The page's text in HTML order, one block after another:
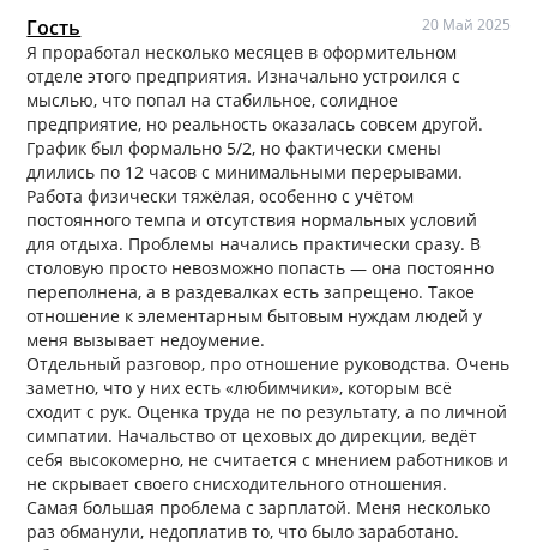
Гость 20 Май 2025
Я проработал несколько месяцев в оформительном
отделе этого предприятия. Изначально устроился с
мыслью, что попал на стабильное, солидное
предприятие, но реальность оказалась совсем другой.
График был формально 5/2, но фактически смены
длились по 12 часов с минимальными перерывами.
Работа физически тяжёлая, особенно с учётом
постоянного темпа и отсутствия нормальных условий
для отдыха. Проблемы начались практически сразу. В
столовую просто невозможно попасть — она постоянно
переполнена, а в раздевалках есть запрещено. Такое
отношение к элементарным бытовым нуждам людей у
меня вызывает недоумение.
Отдельный разговор, про отношение руководства. Очень
заметно, что у них есть «любимчики», которым всё
сходит с рук. Оценка труда не по результату, а по личной
симпатии. Начальство от цеховых до дирекции, ведёт
себя высокомерно, не считается с мнением работников и
не скрывает своего снисходительного отношения.
Самая большая проблема с зарплатой. Меня несколько
раз обманули, недоплатив то, что было заработано.